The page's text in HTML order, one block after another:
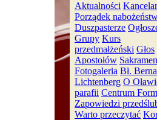
Aktualności
Porządek
Duszpasterze
Grupy Kurs
przedmałżeński Głos
Apostołów
Fotogaleria Bł.
Lichtenberg O
parafii Centrum
Zapowiedzi
Warto przeczytać